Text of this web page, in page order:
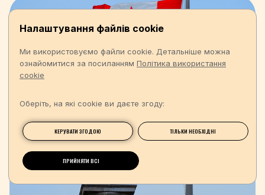
Налаштування файлів cookie
Ми використовуємо файли cookie. Детальніше можна
ознайомитися за посиланням Політика використання
cookie
Оберіть, на які cookie ви даєте згоду:
КЕРУВАТИ ЗГОДОЮ ТІЛЬКИ НЕОБХІДНІ
ПРИЙНЯТИ ВСІ